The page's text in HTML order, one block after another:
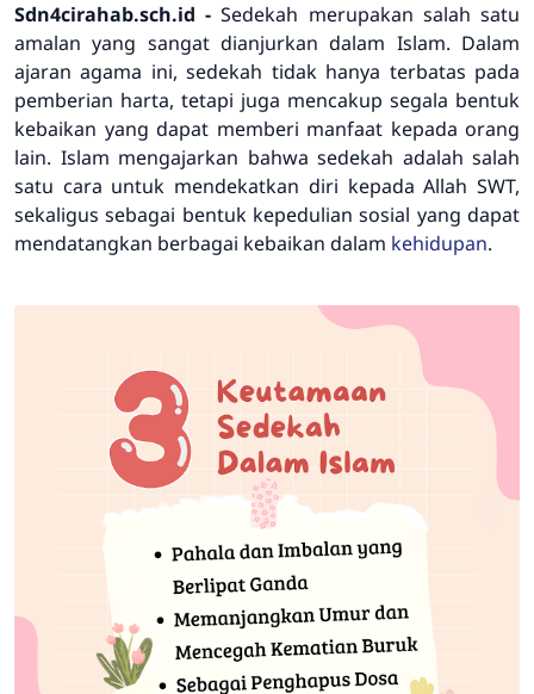
Sdn4cirahab.sch.id -Sedekah merupakan salah satu
amalan yang sangat dianjurkan dalam Islam. Dalam
ajaran agama ini, sedekah tidak hanya terbatas pada
pemberian harta, tetapi juga mencakup segala bentuk
kebaikan yang dapat memberi manfaat kepada orang
lain. Islam mengajarkan bahwa sedekah adalah salah
satu cara untuk mendekatkan diri kepada Allah SWT,
sekaligus sebagai bentuk kepedulian sosial yang dapat
mendatangkan berbagai kebaikan dalam kehidupan.